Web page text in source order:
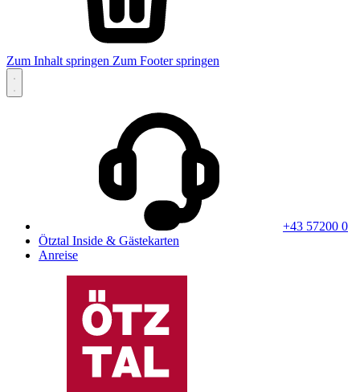
Zum Inhalt springen Zum Footer springen
+43 57200 0
Ötztal Inside & Gästekarten
Anreise